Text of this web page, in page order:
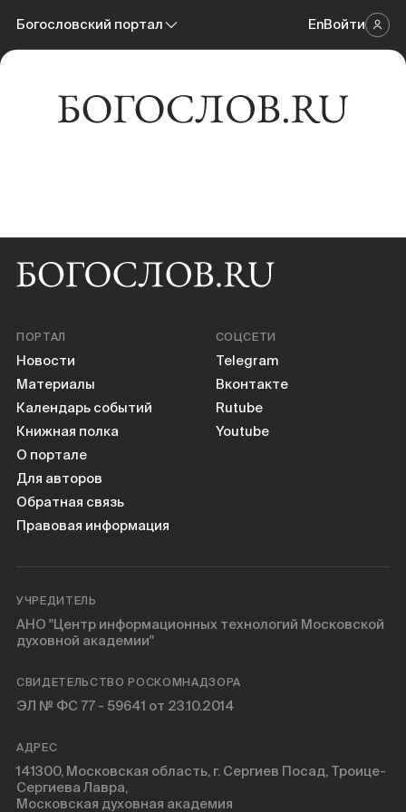
Богословский портал
Богословский портал
EnВойти
Новости
Научные инструменты
ПОРТАЛ
Новости
Материалы
Календарь событий
Книжная полка
О портале
Для авторов
Обратная связь
Правовая информация
СОЦСЕТИ
Telegram
Вконтакте
Rutube
Youtube
УЧРЕДИТЕЛЬ
АНО "Центр информационных технологий Московской
духовной академии"
СВИДЕТЕЛЬСТВО РОСКОМНАДЗОРА
ЭЛ № ФС 77 - 59641 от 23.10.2014
АДРЕС
141300, Московская область, г. Сергиев Посад, Троице-
Сергиева Лавра,
Московская духовная академия